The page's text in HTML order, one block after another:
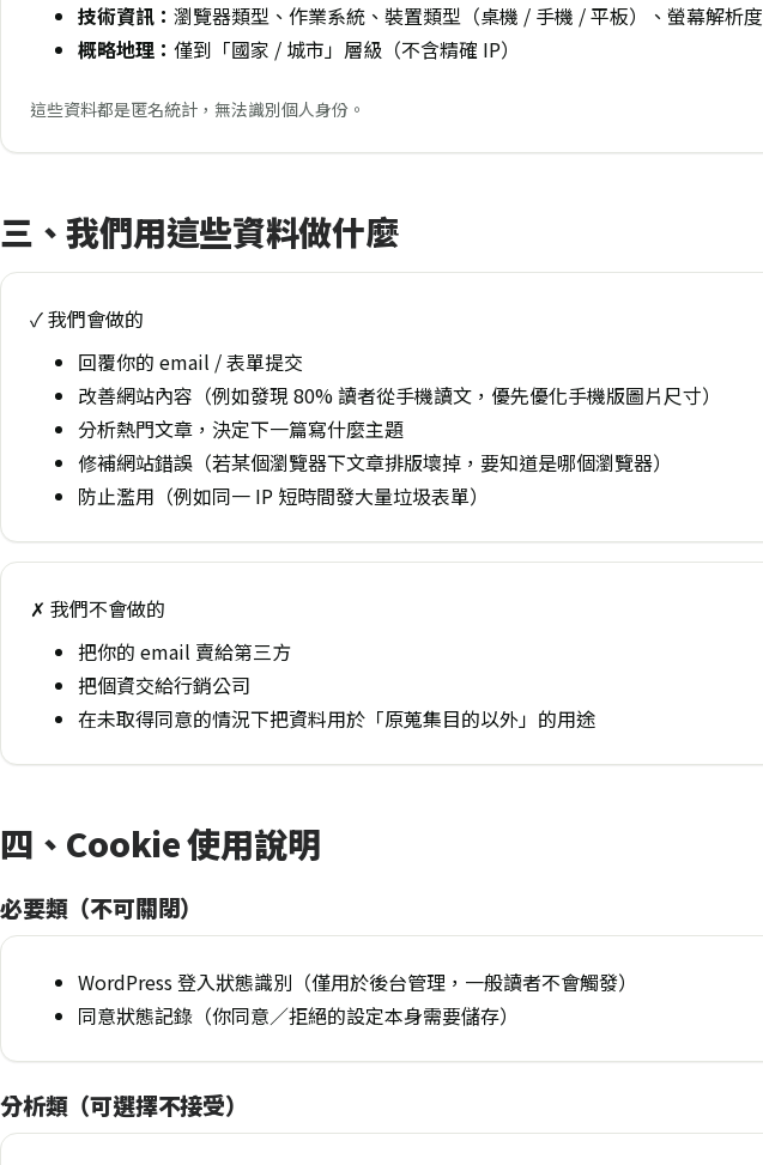
技術資訊： 瀏覽器類型、作業系統、裝置類型（桌機 / 手機 / 平板）、螢幕解析度
概略地理： 僅到「國家 / 城市」層級（不含精確 IP）
這些資料都是匿名統計，無法識別個人身份。
三、我們用這些資料做什麼
✓ 我們會做的
回覆你的 email / 表單提交
改善網站內容（例如發現 80% 讀者從手機讀文，優先優化手機版圖片尺寸）
分析熱門文章，決定下一篇寫什麼主題
修補網站錯誤（若某個瀏覽器下文章排版壞掉，要知道是哪個瀏覽器）
防止濫用（例如同一 IP 短時間發大量垃圾表單）
✗ 我們不會做的
把你的 email 賣給第三方
把個資交給行銷公司
在未取得同意的情況下把資料用於「原蒐集目的以外」的用途
四、Cookie 使用說明
必要類（不可關閉）
WordPress 登入狀態識別（僅用於後台管理，一般讀者不會觸發）
同意狀態記錄（你同意／拒絕的設定本身需要儲存）
分析類（可選擇不接受）